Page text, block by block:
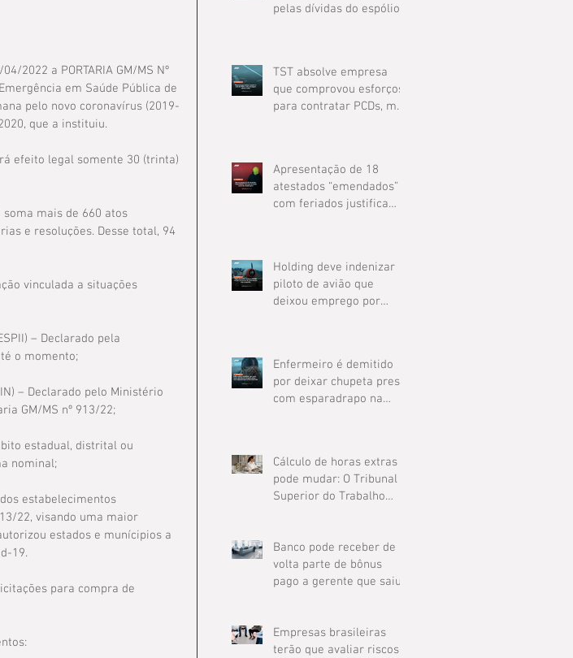
2022 a PORTARIA GM/MS Nº
em Saúde Pública de
pelo novo coronavírus (2019-
que a instituiu.
efeito legal somente 30 (trinta)
soma mais de 660 atos
e resoluções. Desse total, 94
vinculada a situações
– Declarado pela
o momento;
– Declarado pelo Ministério
GM/MS nº 913/22;
estadual, distrital ou
nominal;
estabelecimentos
22, visando uma maior
estados e munícipios a
19.
para compra de
pelas dívidas do espólio,
TST absolve empresa
que comprovou esforços
para contratar PCDs, mas
Apresentação de 18
atestados “emendados”
com feriados justifica
Holding deve indenizar
piloto de avião que
deixou emprego por
Enfermeiro é demitido
por deixar chupeta presa
com esparadrapo na
Cálculo de horas extras
pode mudar: O Tribunal
Superior do Trabalho
jornada
Banco pode receber de
volta parte de bônus
pago a gerente que saiu
Empresas brasileiras
terão que avaliar riscos